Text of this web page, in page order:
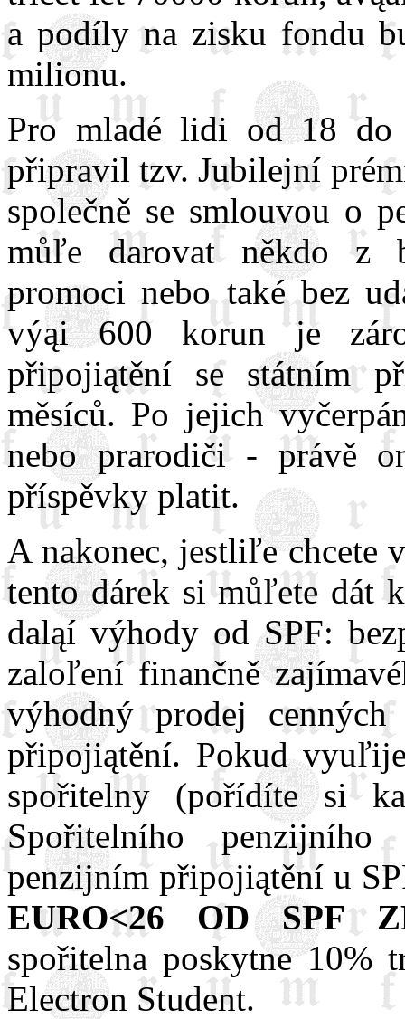
a podíly na zisku fondu
milionu.
Pro mladé lidi od 18
připravil tzv. Jubilejní
společně se smlouvou o
můľe darovat někdo z
promoci nebo také bez
výąi 600 korun je
připojiątění se státním
měsíců. Po jejich
nebo prarodiči - právě
příspěvky platit.
A nakonec, jestliľe chcete
tento dárek si můľete dát
daląí výhody od SPF:
zaloľení finančně
výhodný prodej
připojiątění. Pokud
spořitelny (pořídíte si
Spořitelního
penzijním připojiątění u
EURO<26 OD SPF
spořitelna poskytne 10%
Electron Student.